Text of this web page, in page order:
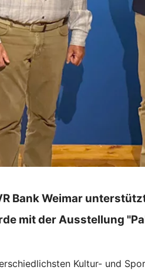
Bank Weimar
mit der Ausstellung
Kultur- und